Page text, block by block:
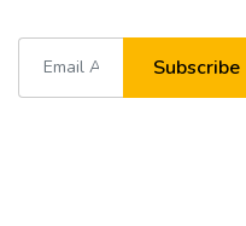
Subscribe